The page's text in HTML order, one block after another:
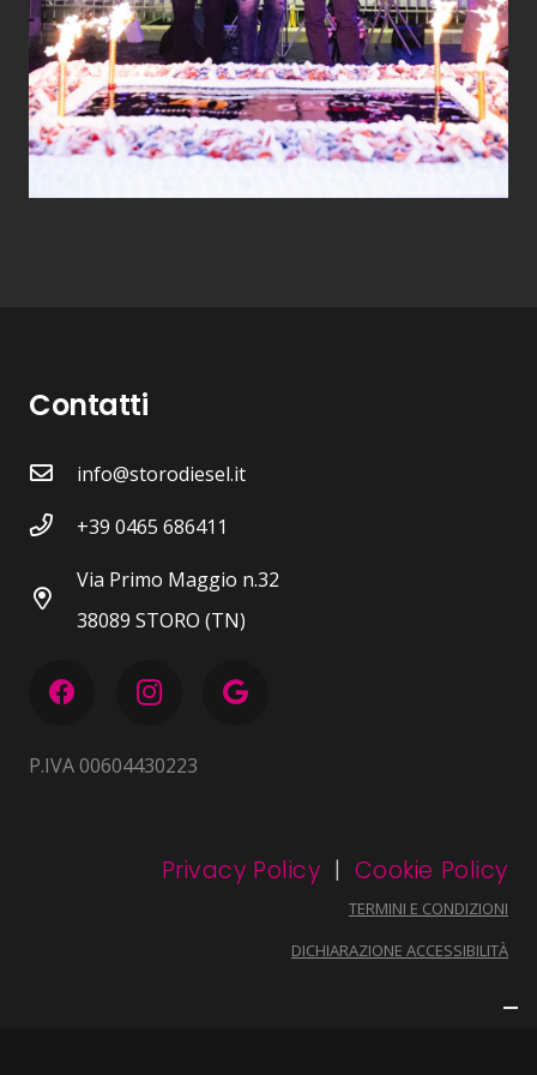
Contatti
info@storodiesel.it
+39 0465 686411
Via Primo Maggio n.32
38089 STORO (TN)
P.IVA 00604430223
Privacy Policy | Cookie Policy
TERMINI E CONDIZIONI
DICHIARAZIONE ACCESSIBILITÀ